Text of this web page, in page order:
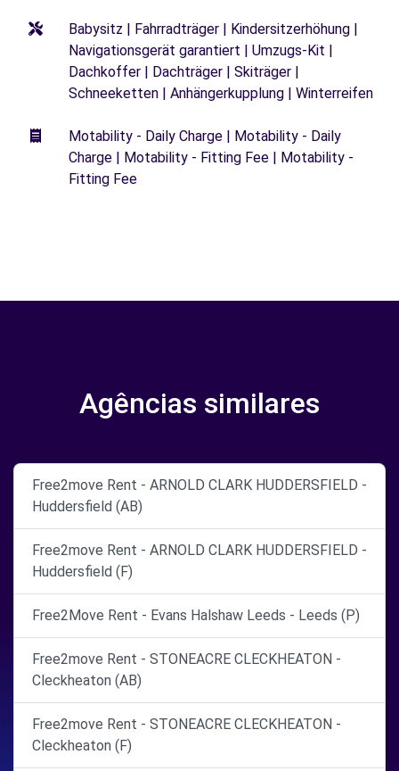
Babysitz | Fahrradträger | Kindersitzerhöhung |
Navigationsgerät garantiert | Umzugs-Kit |
Dachkoffer | Dachträger | Skiträger |
Schneeketten | Anhängerkupplung | Winterreifen
Motability - Daily Charge | Motability - Daily
Charge | Motability - Fitting Fee | Motability -
Fitting Fee
Agências similares
Free2move Rent - ARNOLD CLARK HUDDERSFIELD -
Huddersfield (AB)
Free2move Rent - ARNOLD CLARK HUDDERSFIELD -
Huddersfield (F)
Free2Move Rent - Evans Halshaw Leeds - Leeds (P)
Free2move Rent - STONEACRE CLECKHEATON -
Cleckheaton (AB)
Free2move Rent - STONEACRE CLECKHEATON -
Cleckheaton (F)